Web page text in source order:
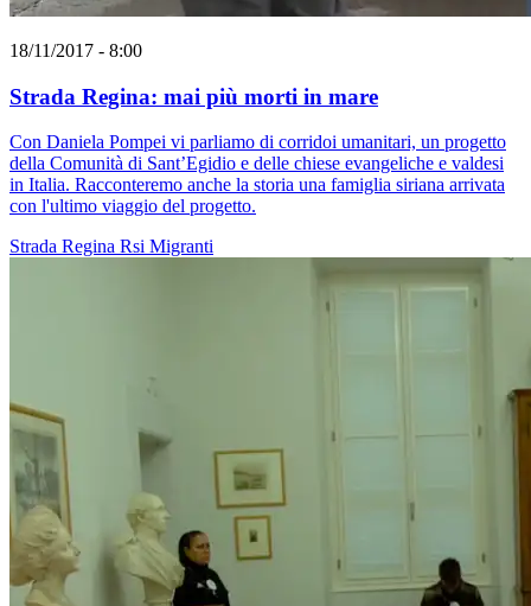
18/11/2017 - 8:00
Strada Regina: mai più morti in mare
Con Daniela Pompei vi parliamo di corridoi umanitari, un progetto
della Comunità di Sant’Egidio e delle chiese evangeliche e valdesi
in Italia. Racconteremo anche la storia una famiglia siriana arrivata
con l'ultimo viaggio del progetto.
Strada Regina Rsi Migranti